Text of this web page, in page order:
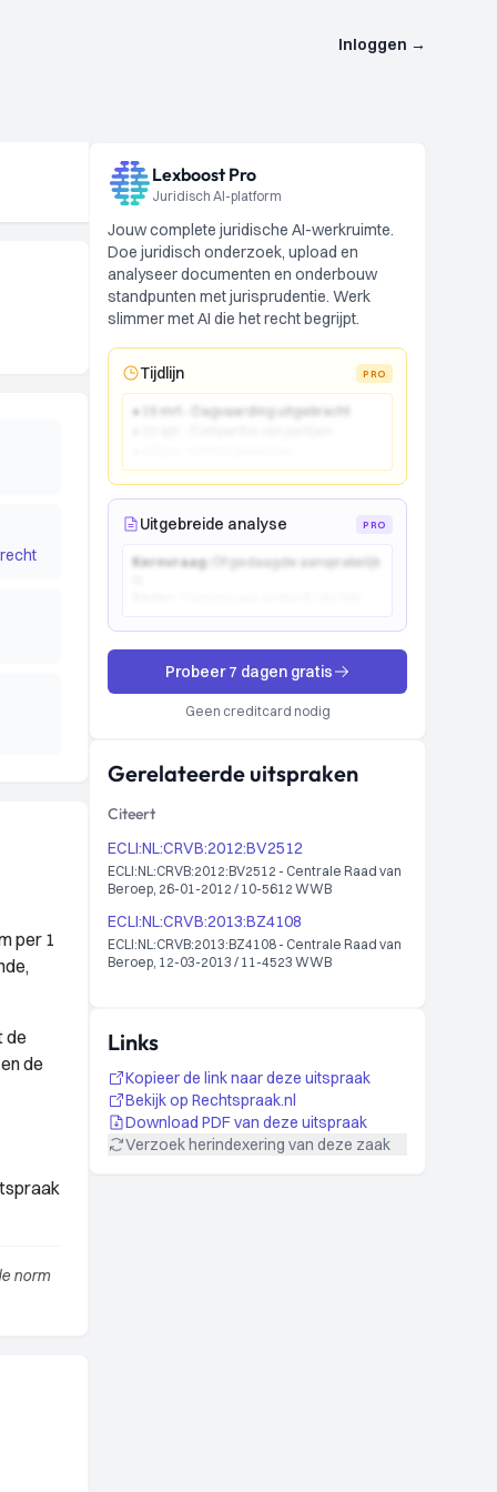
Inloggen →
per 1
de
de
norm
Lexboost Pro
Juridisch AI-platform
Jouw complete juridische AI-werkruimte.
Doe juridisch onderzoek, upload en
analyseer documenten en onderbouw
standpunten met jurisprudentie. Werk
slimmer met AI die het recht begrijpt.
Tijdlijn PRO
● 15 mrt - Dagvaarding uitgebracht
Uitgebreide analyse PRO
Kernvraag:
Of gedaagde aansprakelijk
Probeer 7 dagen gratis
Geen creditcard nodig
Gerelateerde uitspraken
Citeert
ECLI:NL:CRVB:2012:BV2512
ECLI:NL:CRVB:2012:BV2512 - Centrale Raad van
Beroep, 26-01-2012 / 10-5612 WWB
ECLI:NL:CRVB:2013:BZ4108
ECLI:NL:CRVB:2013:BZ4108 - Centrale Raad van
Beroep, 12-03-2013 / 11-4523 WWB
Links
Kopieer de link naar deze uitspraak
Bekijk op Rechtspraak.nl
Download PDF van deze uitspraak
Verzoek herindexering van deze zaak